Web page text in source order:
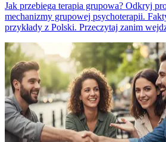
Jak przebiega terapia grupowa? Odkryj
mechanizmy grupowej psychoterapii.
przykłady z Polski. Przeczytaj zanim